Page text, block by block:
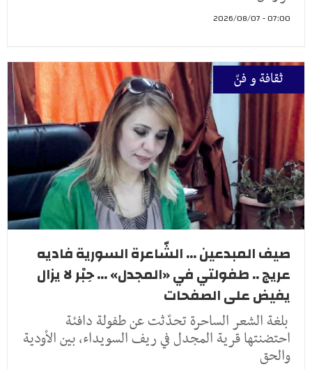
07:00 - 2026/08/07
ثقافة و فنّ
صيف المبدعين ... الشّاعرة السورية فاديه
عريج .. طفولتي في «المجدل» ... حِبْر لا يزال
يفيض على الصفحات
بلغة الشعر الساحرة تحدّثت عن طفولة دافئة
احتضنتها قرية المجدل في ريف السويداء، بين الأودية
والحق